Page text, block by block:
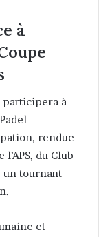
à
participera à
rendue
du Club
un tournant
et